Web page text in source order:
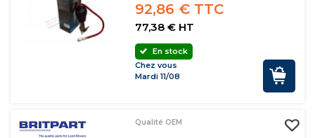
92,86 € TTC
77,38 € HT
En stock
Chez vous
Mardi 11/08
Qualité OEM